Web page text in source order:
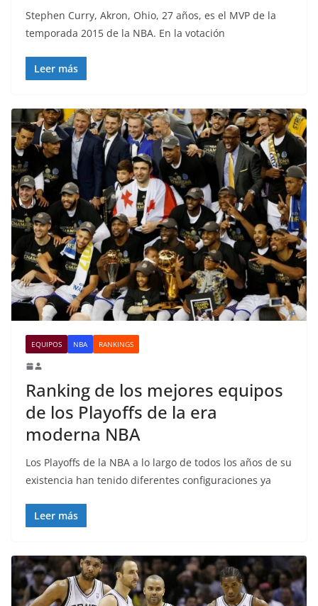
Stephen Curry, Akron, Ohio, 27 años, es el MVP de la
temporada 2015 de la NBA. En la votación
Leer más
EQUIPOS NBA RANKINGS
Ranking de los mejores equipos
de los Playoffs de la era
moderna NBA
Los Playoffs de la NBA a lo largo de todos los años de su
existencia han tenido diferentes configuraciones ya
Leer más